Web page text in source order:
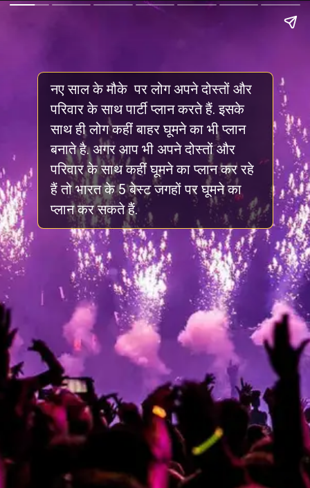
नए साल के मौके पर लोग अपने दोस्तों और
परिवार के साथ पार्टी प्लान करते हैं. इसके
साथ ही लोग कहीं बाहर घूमने का भी प्लान
बनाते है. अगर आप भी अपने दोस्तों और
परिवार के साथ कहीं घूमने का प्लान कर रहे
हैं तो भारत के 5 बेस्ट जगहों पर घूमने का
प्लान कर सकते हैं.